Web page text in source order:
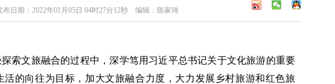
日期：2022年01月05日 04时27分12秒 编辑：陈家琦
索文旅融合的过程中，深学笃用习近平总书记关于文化旅游的重要
活的向往为目标，加大文旅融合力度，大力发展乡村旅游和红色旅